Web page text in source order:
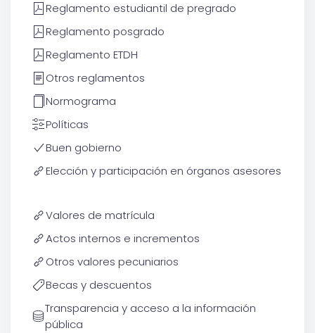
Reglamento estudiantil de pregrado
Reglamento posgrado
Reglamento ETDH
Otros reglamentos
Normograma
Políticas
Buen gobierno
Elección y participación en órganos asesores
Valores de matrícula
Actos internos e incrementos
Otros valores pecuniarios
Becas y descuentos
Transparencia y acceso a la información
pública